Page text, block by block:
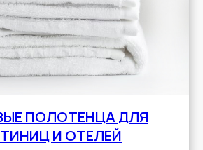
ПОЛОТЕНЦАДЛЯ
И ОТЕЛЕЙ